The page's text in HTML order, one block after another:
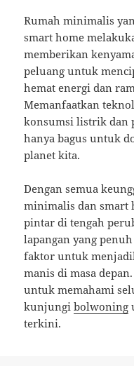
Rumah minimalis
smart home
memberikan
peluang untuk
hemat energi dan
Memanfaatkan
konsumsi listrik dan
hanya bagus untuk
planet kita.
Dengan semua
minimalis dan smart
pintar di tengah
lapangan yang
faktor untuk
manis di masa
untuk memahami
kunjungibolwoning
terkini.